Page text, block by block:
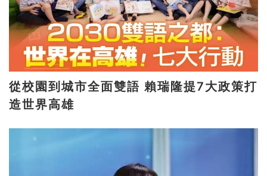
從校園到城市全面雙語 賴瑞隆提7大政策打
造世界高雄